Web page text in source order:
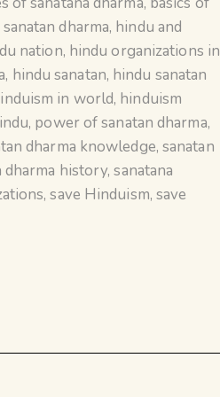
dharma, hindu and
nation, hindu organizations in
, hindu sanatan, hindu sanatan
in world, hinduism
, power of sanatan dharma,
dharma knowledge, sanatan
dharma history,sanatana
,save Hinduism, save